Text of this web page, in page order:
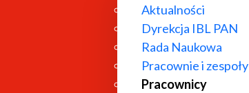
Aktualności
Dyrekcja IBL PAN
Rada Naukowa
Pracownie i zespoły
Pracownicy